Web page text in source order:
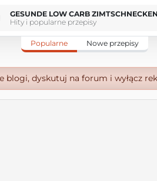
Hity i popularne przepisy
Popularne Nowe przepisy
blogi, dyskutuj na forum i wyłącz